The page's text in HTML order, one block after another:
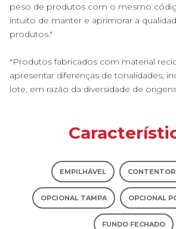
peso de produtos com o mesmo
intuito de manter e aprimorar a
produtos."
"Produtos fabricados com material
apresentar diferenças de tonalidades,
lote, em razão da diversidade de
EMPILHÁVEL
OPCIONAL TAMPA OPCIONAL
FUNDO FECHADO